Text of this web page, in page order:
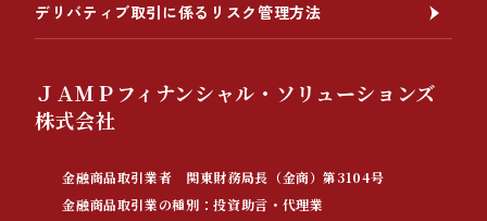
デリバティブ取引に係るリスク管理方法
ＪＡＭＰフィナンシャル・ソリューションズ
株式会社
金融商品取引業者 関東財務局長（金商）第3104号
金融商品取引業の種別：投資助言・代理業